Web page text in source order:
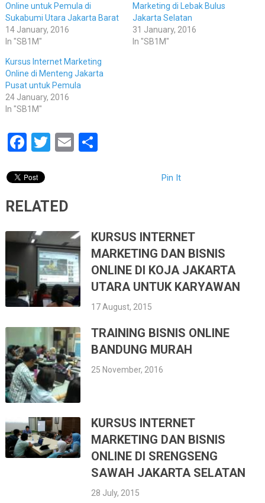
Online untuk Pemula di
Sukabumi Utara Jakarta Barat
14 January, 2016
In "SB1M"
Marketing di Lebak Bulus
Jakarta Selatan
31 January, 2016
In "SB1M"
Kursus Internet Marketing
Online di Menteng Jakarta
Pusat untuk Pemula
24 January, 2016
In "SB1M"
Facebook
Twitter
Email
Pin It
RELATED
KURSUS INTERNET
MARKETING DAN BISNIS
ONLINE DI KOJA JAKARTA
UTARA UNTUK KARYAWAN
17 August, 2015
TRAINING BISNIS ONLINE
BANDUNG MURAH
25 November, 2016
KURSUS INTERNET
MARKETING DAN BISNIS
ONLINE DI SRENGSENG
SAWAH JAKARTA SELATAN
28 July, 2015